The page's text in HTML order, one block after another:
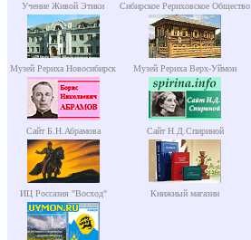
Учение Живой Этики Сибирское Рериховское Общество
Музей Рериха Новосибирск Музей Рериха Верх-Уймон
Сайт Б.Н.Абрамова Сайт Н.Д.Спириной
ИЦ Россазия "Восход" Книжный магазин